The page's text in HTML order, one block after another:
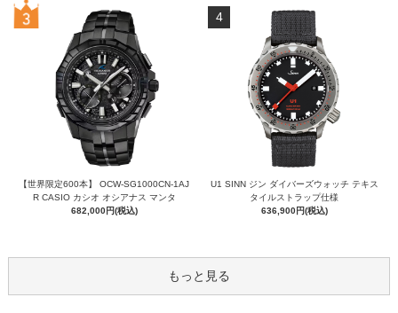
【世界限定600本】 OCW-SG1000CN-1AJ
R CASIO カシオ オシアナス マンタ
682,000円(税込)
4
U1 SINN ジン ダイバーズウォッチ テキス
タイルストラップ仕様
636,900円(税込)
もっと見る